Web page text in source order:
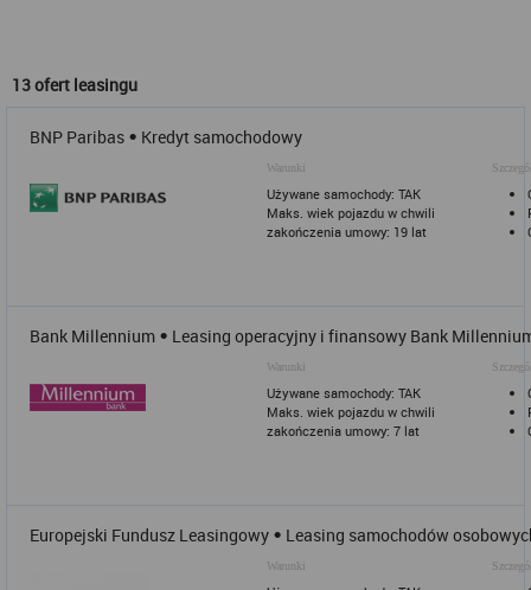
13 ofert leasingu
BNP Paribas • Kredyt samochodowy
Warunki
Używane samochody: TAK
Maks. wiek pojazdu w chwili
zakończenia umowy: 19 lat
Bank Millennium • Leasing operacyjny i finansowy Bank
Warunki
Używane samochody: TAK
Maks. wiek pojazdu w chwili
zakończenia umowy: 7 lat
Europejski Fundusz Leasingowy • Leasing samochodów
Warunki